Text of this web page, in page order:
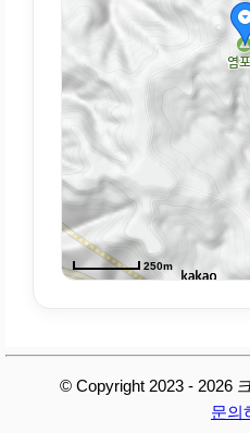
250m
© Copyright 2023 - 2026
문의